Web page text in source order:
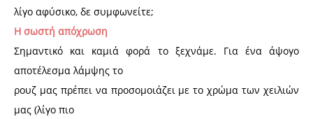
λίγο αφύσικο, δε συμφωνείτε;
H σωστή απόχρωση
Σημαντικό και καμιά φορά το ξεχνάμε. Για ένα άψογο
αποτέλεσμα λάμψης το
ρουζ μας πρέπει να προσομοιάζει με το χρώμα των χειλιών
μας (λίγο πιο